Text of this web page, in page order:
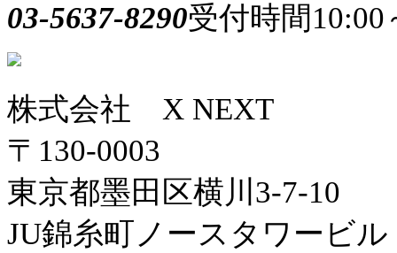
03-5637-8290受付時間
株式会社 X NEXT
〒130-0003
東京都墨田区横川3-7-10
JU錦糸町ノースタワービル